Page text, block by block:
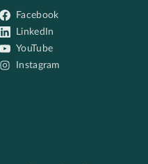
Facebook
LinkedIn
YouTube
Instagram